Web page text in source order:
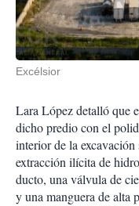
Excélsior
Lara López detalló que
dicho predio con el
interior de la
extracción ilícita de
ducto, una válvula de
y una manguera de alta